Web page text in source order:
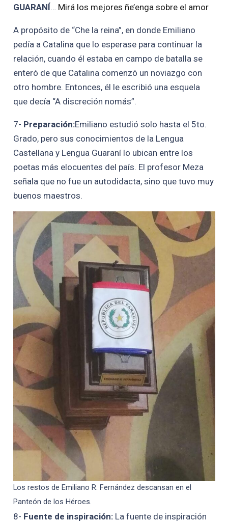
GUARANÍ… Mirá los mejores ñe’enga sobre el amor
A propósito de “Che la reina”, en donde Emiliano
pedía a Catalina que lo esperase para continuar la
relación, cuando él estaba en campo de batalla se
enteró de que Catalina comenzó un noviazgo con
otro hombre. Entonces, él le escribió una esquela
que decía “A discreción nomás”.
7- Preparación:Emiliano estudió solo hasta el 5to.
Grado, pero sus conocimientos de la Lengua
Castellana y Lengua Guaraní lo ubican entre los
poetas más elocuentes del país. El profesor Meza
señala que no fue un autodidacta, sino que tuvo muy
buenos maestros.
Los restos de Emiliano R. Fernández descansan en el
Panteón de los Héroes.
8- Fuente de inspiración:La fuente de inspiración